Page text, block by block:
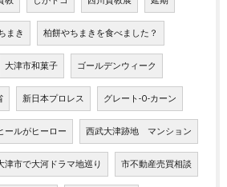
まき 柏餅やちまきを食べました？
大津市和菓子 ゴールデンウィーク
新日本プロレス グレート-O-カーン
ールがヒーロー 西武大津跡地 マンション
津市で大河ドラマ地巡り 市不動産売買相談